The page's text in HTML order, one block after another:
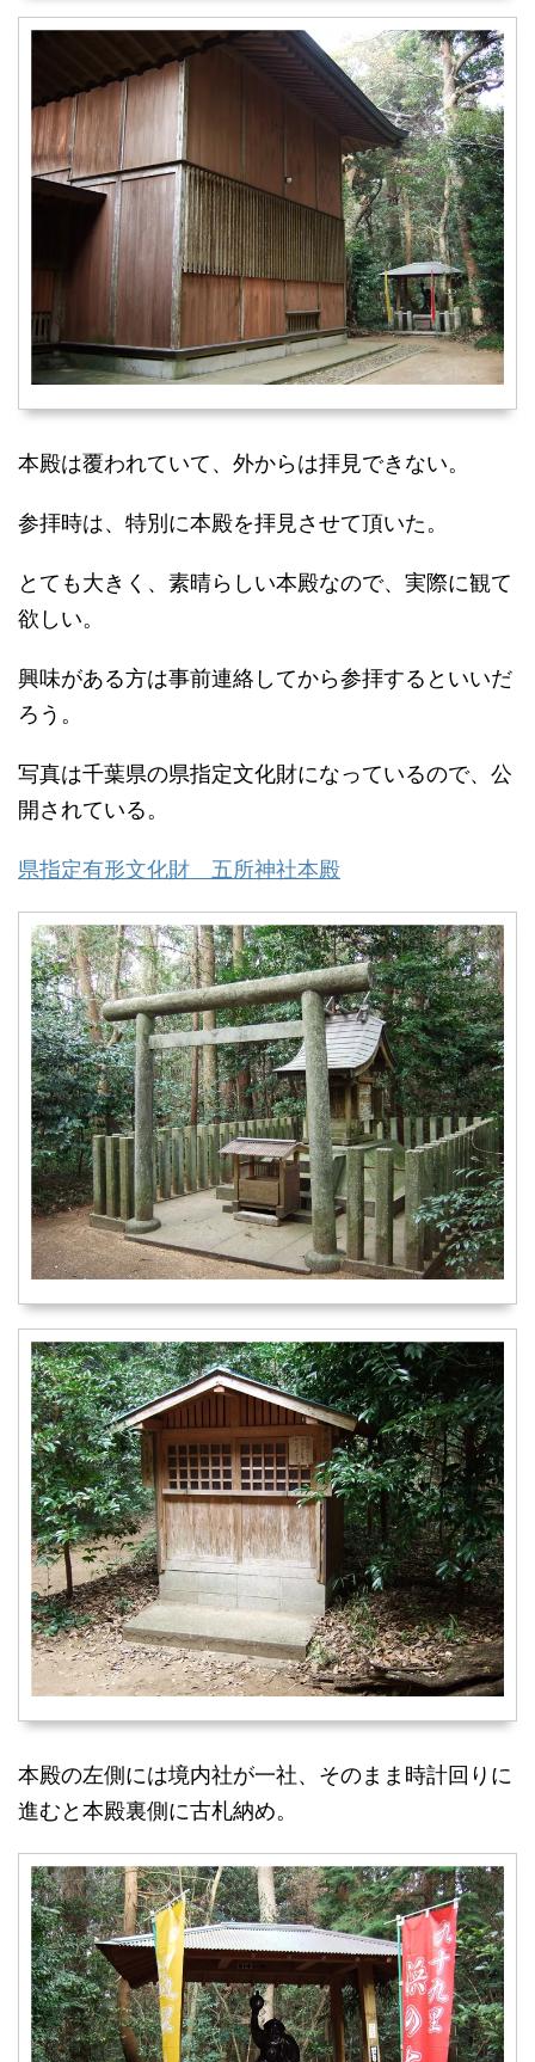
本殿は覆われていて、外からは拝見できない。
参拝時は、特別に本殿を拝見させて頂いた。
とても大きく、素晴らしい本殿なので、実際に観て
欲しい。
興味がある方は事前連絡してから参拝するといいだ
ろう。
写真は千葉県の県指定文化財になっているので、公
開されている。
県指定有形文化財 五所神社本殿
本殿の左側には境内社が一社、そのまま時計回りに
進むと本殿裏側に古札納め。